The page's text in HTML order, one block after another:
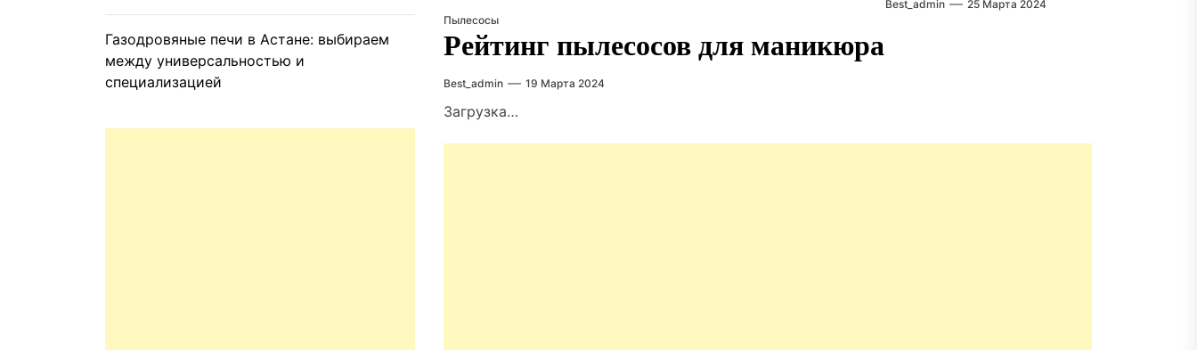
Best_admin
25 Марта 2024
Пылесосы
Рейтинг пылесосов для маникюра
Best_admin 19 Марта 2024
Загрузка…
Газодровяные печи в Астане: выбираем
между универсальностью и
специализацией